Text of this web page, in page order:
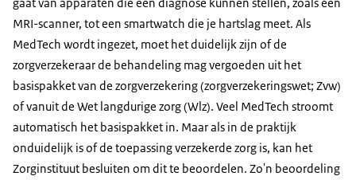
MRI-scanner, tot een smartwatch die je hartslag meet. Als
MedTech wordt ingezet, moet het duidelijk zijn of de
zorgverzekeraar de behandeling mag vergoeden uit het
basispakket van de zorgverzekering (zorgverzekeringswet; Zvw)
of vanuit de Wet langdurige zorg (Wlz). Veel MedTech stroomt
automatisch het basispakket in. Maar als in de praktijk
onduidelijk is of de toepassing verzekerde zorg is, kan het
Zorginstituut besluiten om dit te beoordelen. Zo'n beoordeling